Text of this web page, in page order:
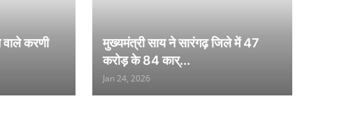
करणी
मुख्यमंत्री साय ने सारंगढ़ जिले में 47
करोड़ के 84 कार्...
Jan 24, 2026